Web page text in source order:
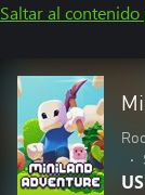
Saltar al
•